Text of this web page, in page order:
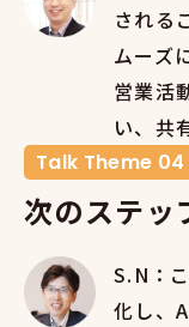
される
ムーズ
営業活
い、共
Talk Theme 04
次のステッ
S.N：
化し、